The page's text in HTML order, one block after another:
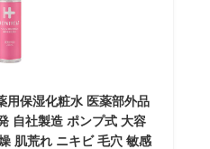
用保湿化粧水 医薬部外品
自社製造 ポンプ式 大容
肌荒れ ニキビ 毛穴 敏感